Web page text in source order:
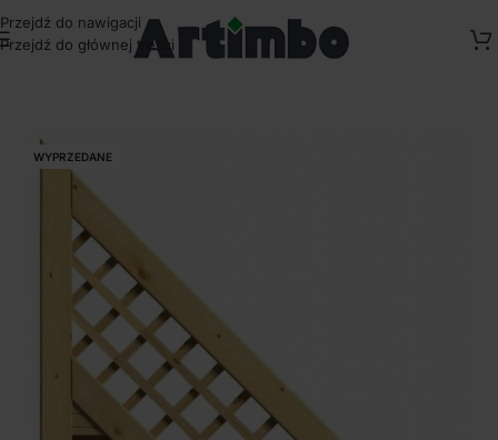
Przejdź do nawigacji
Przejdź do głównej treści
Panele ogrodzeniowe drewniane Płoty stylowe
WYPRZEDANE